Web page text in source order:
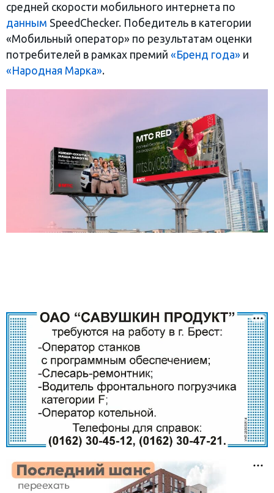
средней скорости мобильного интернета по
данным SpeedChecker. Победитель в категории
«Мобильный оператор» по результатам оценки
потребителей в рамках премий «Бренд года» и
«Народная Марка».